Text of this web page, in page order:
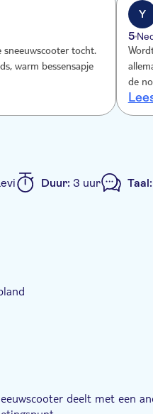
sneeuwscooter tocht.
warm bessensapje
Y
5
de
het
tour
Duur: 3 uur Taal:
deelt met een